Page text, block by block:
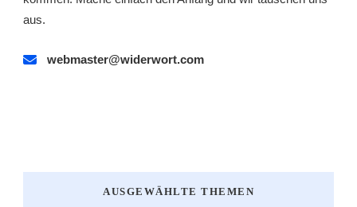
aus.
webmaster@widerwort.com
AUSGEWÄHLTE THEMEN